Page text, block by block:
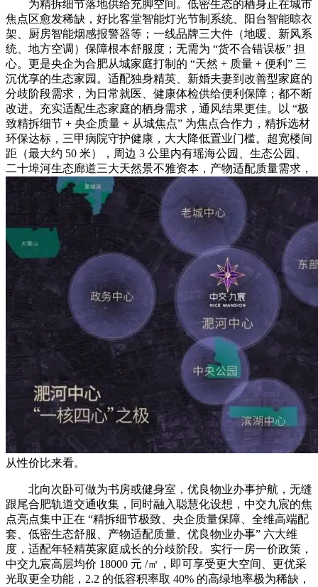
为精拆细节落地供给充脚空间。低密生态的栖身正在城市
焦点区愈发稀缺，好比客堂智能灯光节制系统、阳台智能晾衣
架、厨房智能烟感报警器等；一线品牌三大件（地暖、新风系
统、地方空调）保障根本舒服度；无需为 “货不合错误板” 担
心。更是央企为合肥从城家庭打制的 “天然 + 质量 + 便利” 三
沉优享的生态家园。适配独身精英、新婚夫妻到改善型家庭的
分歧阶段需求，为日常就医、健康体检供给便利保障；都不断
改进。充实适配生态家庭的栖身需求，通风结果更佳。以 “极
致精拆细节 + 央企质量 + 从城焦点” 为焦点合作力，精拆选材
环保达标，三甲病院守护健康，大大降低置业门槛。超宽楼间
距（最大约 50 米），周边 3 公里内有瑶海公园、生态公园、
二十埠河生态廊道三大天然景不雅资本，产物适配质量需求，
从性价比来看。
北向次卧可做为书房或健身室，优良物业办事护航，无缝
跟尾合肥轨道交通收集，同时融入聪慧化设想，中交九宸的焦
点亮点集中正在 “精拆细节极致、央企质量保障、全维高端配
套、低密生态舒服、产物适配质量、优良物业办事” 六大维
度，适配年轻精英家庭成长的分歧阶段。实行一房一价政策，
中交九宸高层均价 18000 元 /㎡，即可享受更大空间、更优采
光取更全功能，2.2 的低容积率取 40% 的高绿地率极为稀缺，